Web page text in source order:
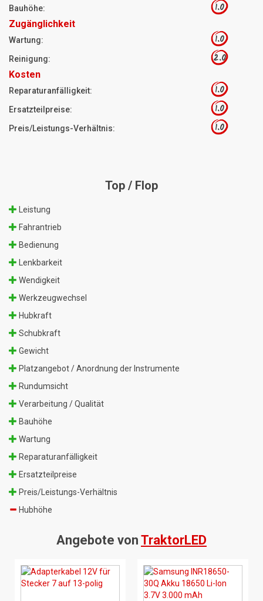
Bauhöhe: 1.0
Zugänglichkeit
Wartung: 1.0
Reinigung: 2.0
Kosten
Reparaturanfälligkeit: 1.0
Ersatzteilpreise: 1.0
Preis/Leistungs-Verhältnis: 1.0
Top / Flop
Leistung
Fahrantrieb
Bedienung
Lenkbarkeit
Wendigkeit
Werkzeugwechsel
Hubkraft
Schubkraft
Gewicht
Platzangebot / Anordnung der Instrumente
Rundumsicht
Verarbeitung / Qualität
Bauhöhe
Wartung
Reparaturanfälligkeit
Ersatzteilpreise
Preis/Leistungs-Verhältnis
Hubhöhe
Angebote von TraktorLED